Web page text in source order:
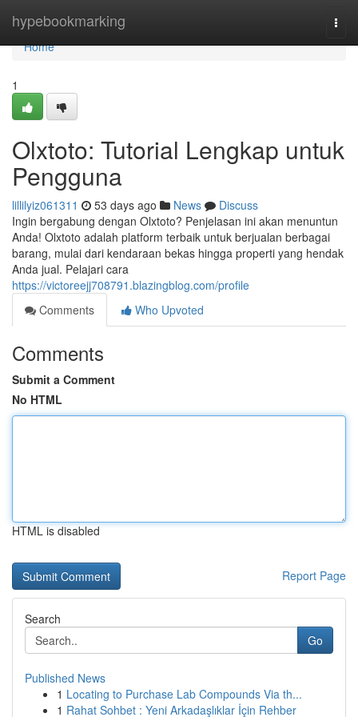
hypebookmarking
Home
Home
1
Olxtoto: Tutorial Lengkap untuk
Pengguna
lillilyiz061311 53 days ago News
Discuss
Ingin bergabung dengan Olxtoto? Penjelasan ini akan menuntun
Anda! Olxtoto adalah platform terbaik untuk berjualan berbagai
barang, mulai dari kendaraan bekas hingga properti yang hendak
Anda jual. Pelajari cara
https://victoreejj708791.blazingblog.com/profile
Comments
Who Upvoted
Comments
Submit a Comment
No HTML
HTML is disabled
Report Page
Search
Go
Published News
1 Locating to Purchase Lab Compounds Via th...
1 Rahat Sohbet : Yeni Arkadaşlıklar İçin Rehber